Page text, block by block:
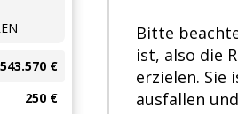
€
250 €
Bitte
ist, also die
erzielen.
ausfallen